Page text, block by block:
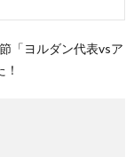
「ヨルダン代表vsア